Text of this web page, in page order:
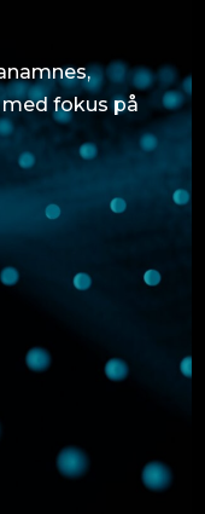
fokus på